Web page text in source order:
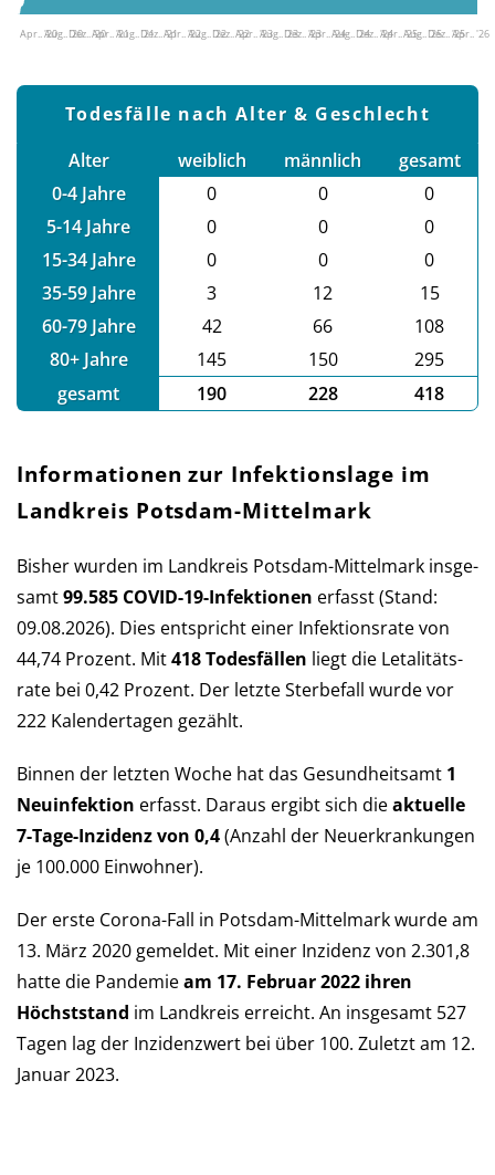
Apr.. '20Aug.. '20Dez.. '20Apr.. '21Aug.. '21Dez.. '21Apr.. '22Aug.. '22Dez.. '22Apr.. '23Aug.. '23Dez.. '23Apr.. '24Aug.. '24Dez.. '24Apr.. '25Aug.. '25Dez.. '25Apr.. '26
Todesfälle nach Alter & Geschlecht
Alter
weiblich männlich
gesamt
0-4 Jahre
0 0
0
5-14 Jahre
0 0
0
15-34 Jahre
0 0
0
35-59 Jahre
3 12
15
60-79 Jahre
42 66
108
80+ Jahre
145 150
295
gesamt
190 228 418
Informationen zur Infektionslage im
Landkreis Potsdam-Mittelmark
Bisher wurden im Landkreis Potsdam-Mittelmark ins­ge­
samt99.585 COVID-19-Infek­tio­nen er­fasst (Stand:
09.08.2026). Dies ent­spricht einer Infek­tions­rate von
44,74 Pro­zent. Mit418 Todes­fällen liegt die Let­a­li­täts­
rate bei 0,42 Pro­zent. Der letzte Sterbe­fall wurde vor
222 Kalender­tagen gezählt.
Binnen der letzten Woche hat das Ge­sund­heits­amt 1
Neu­in­fek­tion er­fasst. Daraus er­gibt sich dieaktu­elle
7-Tage-Inzi­denz von 0,4(An­zahl der Neu­er­kran­kun­gen
je 100.000 Ein­wohner).
Der erste Corona-Fall in Potsdam-Mittelmark wurde am
13. März 2020 ge­mel­det. Mit einer Inzi­denz von 2.301,8
hatte die Pan­de­mieam 17. Februar 2022 ihren
Höchst­stand im Landkreis er­reicht. An ins­ge­samt 527
Tagen lag der Inzi­denz­wert bei über 100. Zu­letzt am 12.
Januar 2023.